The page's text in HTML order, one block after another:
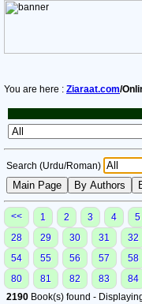
You are here : Ziaraat.com/
Search (Urdu/Roman)
<< 1 2 3 4 5
28
29 30 31 32
54
55 56 57 58
80
81 82 83 84
2190 Book(s) found -